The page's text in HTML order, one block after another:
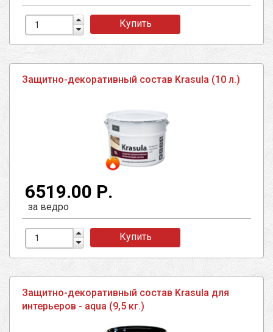
Купить
Защитно-декоративный состав Krasula (10 л.)
6519.00 Р.
за ведро
Купить
Защитно-декоративный состав Krasula для
интерьеров - aqua (9,5 кг.)